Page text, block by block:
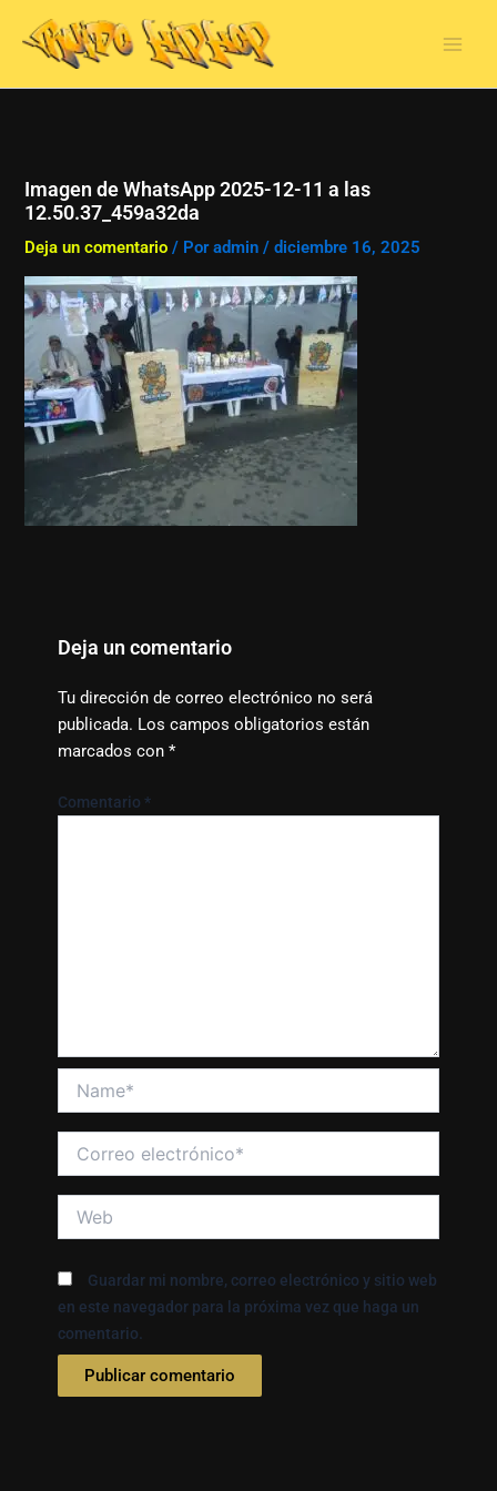
contenido
Imagen de WhatsApp 2025-12-11 a las
12.50.37_459a32da
Deja un comentario / Poradmin/diciembre 16, 2025
Deja un comentario
Tu dirección de correo electrónico no será
publicada. Los campos obligatorios están
marcados con *
Comentario *
electrónico*
Guardar mi nombre, correo electrónico y sitio web
en este navegador para la próxima vez que haga un
comentario.